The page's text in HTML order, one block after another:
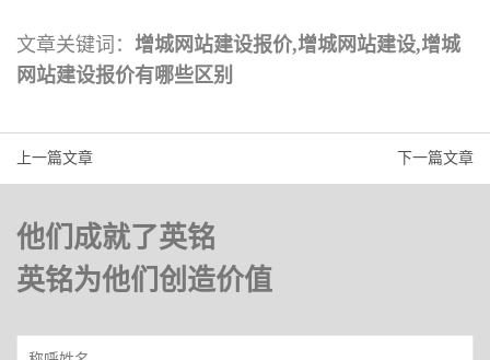
文章关键词： 增城网站建设报价,增城网站建设,增城
网站建设报价有哪些区别
上一篇文章 下一篇文章
他们成就了英铭
英铭为他们创造价值